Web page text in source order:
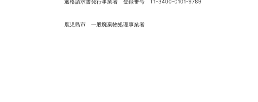
適格請求書発行事業者 登録番号 T1-3400-0101-9789
鹿児島市 一般廃棄物処理事業者